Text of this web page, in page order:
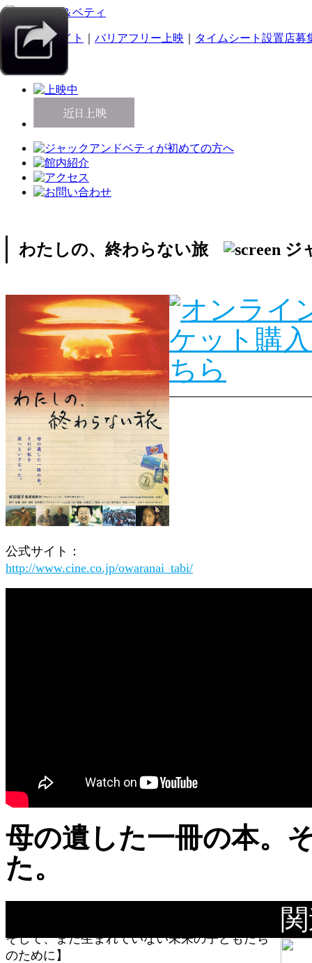
スマホサイト バリアフリー上映 タイムシート設置店募
わたしの、終わらない旅
公式サイト：
http://www.cine.co.jp/owaranai_tabi/
母の遺した一冊の本。
た。
そして、まだ生まれていない未来の子どもたち
のために】